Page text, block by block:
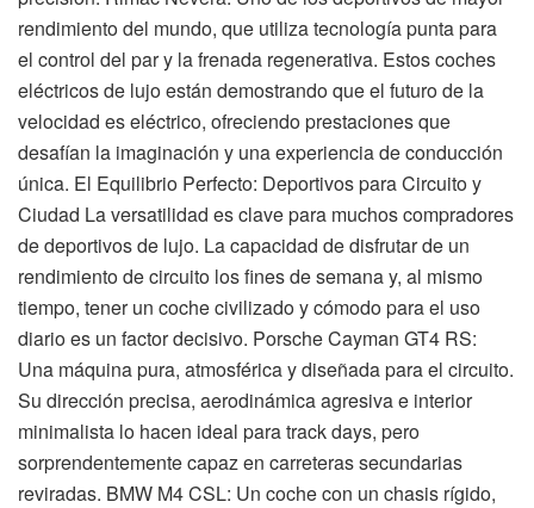
rendimiento del mundo, que utiliza tecnología punta para
el control del par y la frenada regenerativa. Estos coches
eléctricos de lujo están demostrando que el futuro de la
velocidad es eléctrico, ofreciendo prestaciones que
desafían la imaginación y una experiencia de conducción
única. El Equilibrio Perfecto: Deportivos para Circuito y
Ciudad La versatilidad es clave para muchos compradores
de deportivos de lujo. La capacidad de disfrutar de un
rendimiento de circuito los fines de semana y, al mismo
tiempo, tener un coche civilizado y cómodo para el uso
diario es un factor decisivo. Porsche Cayman GT4 RS:
Una máquina pura, atmosférica y diseñada para el circuito.
Su dirección precisa, aerodinámica agresiva e interior
minimalista lo hacen ideal para track days, pero
sorprendentemente capaz en carreteras secundarias
reviradas. BMW M4 CSL: Un coche con un chasis rígido,